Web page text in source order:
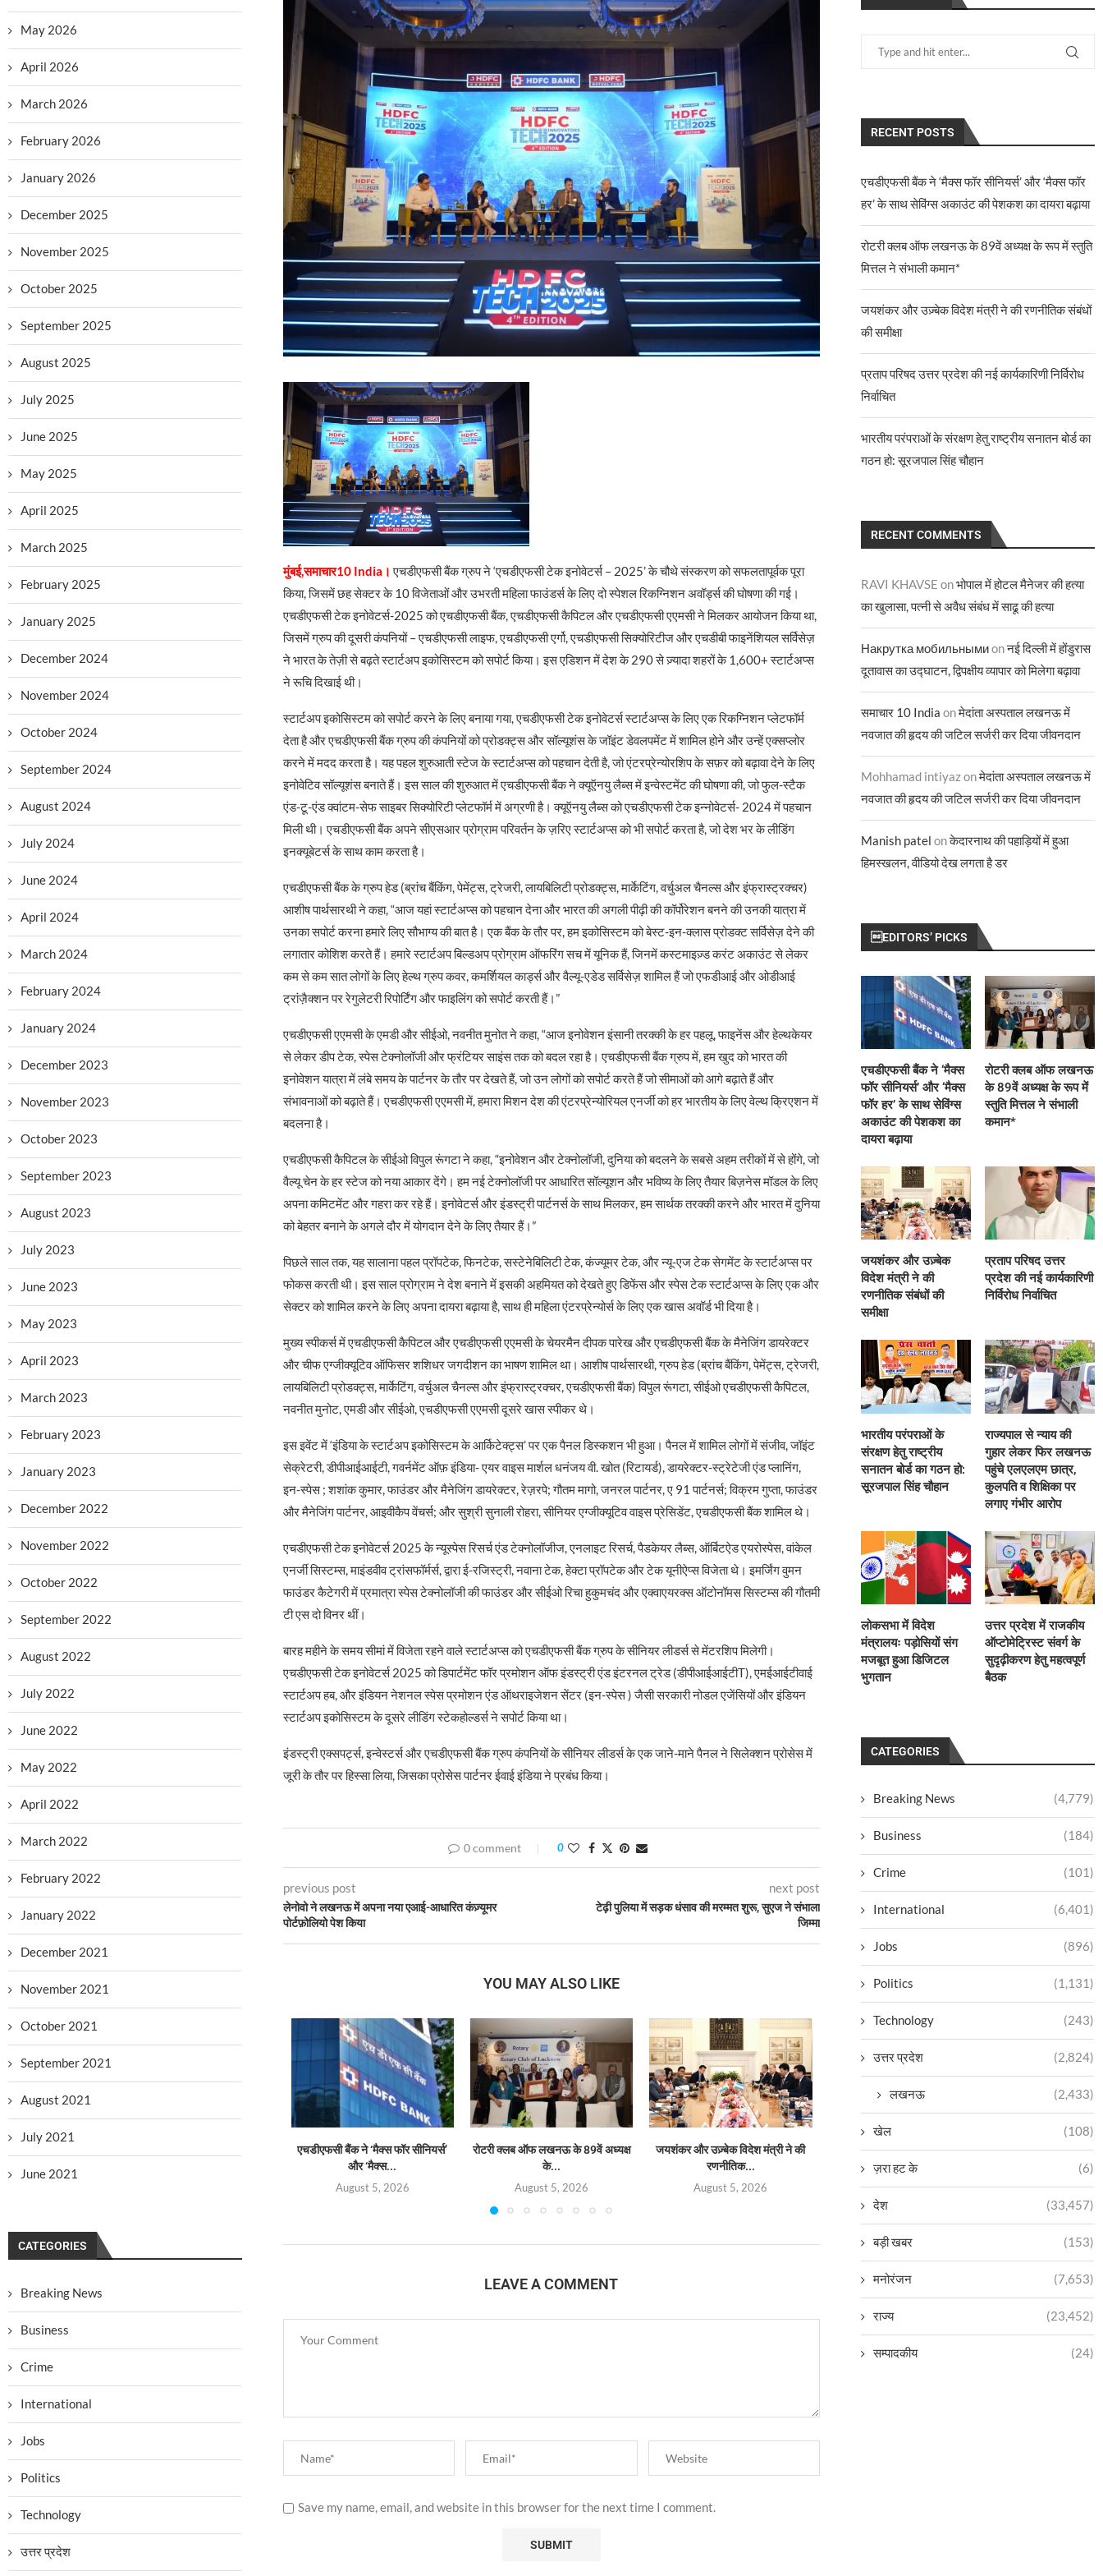
मुंबई,समाचार10 India। एचडीएफसी बैंक ग्रुप ने ‘एचडीएफसी टेक इनोवेटर्स – 2025’ के चौथे संस्करण को सफलतापूर्वक पूरा
किया, जिसमें छह सेक्टर के 10 विजेताओं और उभरती महिला फाउंडर्स के लिए दो स्पेशल रिकग्निशन अवॉर्ड्स की घोषणा की गई।
एचडीएफसी टेक इनोवेटर्स-2025 को एचडीएफसी बैंक, एचडीएफसी कैपिटल और एचडीएफसी एएमसी ने मिलकर आयोजन किया था,
जिसमें ग्रुप की दूसरी कंपनियों – एचडीएफसी लाइफ, एचडीएफसी एर्गो, एचडीएफसी सिक्योरिटीज और एचडीबी फाइनेंशियल सर्विसेज़
ने भारत के तेज़ी से बढ़ते स्टार्टअप इकोसिस्टम को सपोर्ट किया। इस एडिशन में देश के 290 से ज़्यादा शहरों के 1,600+ स्टार्टअप्स
ने रूचि दिखाई थी।
स्टार्टअप इकोसिस्टम को सपोर्ट करने के लिए बनाया गया, एचडीएफसी टेक इनोवेटर्स स्टार्टअप्स के लिए एक रिकग्निशन प्लेटफॉर्म
देता है और एचडीएफसी बैंक ग्रुप की कंपनियों को प्रोडक्ट्स और सॉल्यूशंस के जॉइंट डेवलपमेंट में शामिल होने और उन्हें एक्सप्लोर
करने में मदद करता है। यह पहल शुरुआती स्टेज के स्टार्टअप्स को पहचान देती है, जो एंटरप्रेन्योरशिप के सफ़र को बढ़ावा देने के लिए
इनोवेटिव सॉल्यूशंस बनाते हैं। इस साल की शुरुआत में एचडीएफसी बैंक ने क्यूऍनयु लैब्स में इन्वेस्टमेंट की घोषणा की, जो फुल-स्टैक
एंड-टू-एंड क्वांटम-सेफ साइबर सिक्योरिटी प्लेटफॉर्म में अग्रणी है। क्यूऍनयु लैब्स को एचडीएफसी टेक इन्नोवेटर्स- 2024 में पहचान
मिली थी। एचडीएफसी बैंक अपने सीएसआर प्रोग्राम परिवर्तन के ज़रिए स्टार्टअप्स को भी सपोर्ट करता है, जो देश भर के लीडिंग
इनक्यूबेटर्स के साथ काम करता है।
एचडीएफसी बैंक के ग्रुप हेड (ब्रांच बैंकिंग, पेमेंट्स, ट्रेजरी, लायबिलिटी प्रोडक्ट्स, मार्केटिंग, वर्चुअल चैनल्स और इंफ्रास्ट्रक्चर)
आशीष पार्थसारथी ने कहा, “आज यहां स्टार्टअप्स को पहचान देना और भारत की अगली पीढ़ी की कॉर्पोरेशन बनने की उनकी यात्रा में
उनका सपोर्ट करना हमारे लिए सौभाग्य की बात है। एक बैंक के तौर पर, हम इकोसिस्टम को बेस्ट-इन-क्लास प्रोडक्ट सर्विसेज़ देने की
लगातार कोशिश करते हैं। हमारे स्टार्टअप बिल्डअप प्रोग्राम ऑफरिंग सच में यूनिक हैं, जिनमें कस्टमाइज़्ड करंट अकाउंट से लेकर
कम से कम सात लोगों के लिए हेल्थ ग्रुप कवर, कमर्शियल कार्ड्स और वैल्यू-एडेड सर्विसेज़ शामिल हैं जो एफडीआई और ओडीआई
ट्रांज़ैक्शन पर रेगुलेटरी रिपोर्टिंग और फाइलिंग को सपोर्ट करती हैं।”
एचडीएफसी एएमसी के एमडी और सीईओ, नवनीत मुनोत ने कहा, “आज इनोवेशन इंसानी तरक्की के हर पहलू, फाइनेंस और हेल्थकेयर
से लेकर डीप टेक, स्पेस टेक्नोलॉजी और फ्रंटियर साइंस तक को बदल रहा है। एचडीएफसी बैंक ग्रुप में, हम खुद को भारत की
इनोवेशन यात्रा में लंबे समय के पार्टनर के तौर पर देखते हैं, जो उन लोगों को सपोर्ट करते हैं जो सीमाओं को आगे बढ़ाते हैं और
संभावनाओं को बढ़ाते हैं। एचडीएफसी एएमसी में, हमारा मिशन देश की एंटरप्रेन्योरियल एनर्जी को हर भारतीय के लिए वेल्थ क्रिएशन में
बदलना है।
एचडीएफसी कैपिटल के सीईओ विपुल रूंगटा ने कहा, “इनोवेशन और टेक्नोलॉजी, दुनिया को बदलने के सबसे अहम तरीकों में से होंगे, जो
वैल्यू चेन के हर स्टेज को नया आकार देंगे। हम नई टेक्नोलॉजी पर आधारित सॉल्यूशन और भविष्य के लिए तैयार बिज़नेस मॉडल के लिए
अपना कमिटमेंट और गहरा कर रहे हैं। इनोवेटर्स और इंडस्ट्री पार्टनर्स के साथ मिलकर, हम सार्थक तरक्की करने और भारत में दुनिया
को बेहतर बनाने के अगले दौर में योगदान देने के लिए तैयार हैं।”
पिछले साल तक, यह सालाना पहल प्रॉपटेक, फिनटेक, सस्टेनेबिलिटी टेक, कंज्यूमर टेक, और न्यू-एज टेक सेगमेंट के स्टार्टअप्स पर
फोकस करती थी। इस साल प्रोग्राम ने देश बनाने में इसकी अहमियत को देखते हुए डिफेंस और स्पेस टेक स्टार्टअप्स के लिए एक और
सेक्टर को शामिल करने के लिए अपना दायरा बढ़ाया है, साथ ही महिला एंटरप्रेन्योर्स के लिए एक खास अवॉर्ड भी दिया है।
मुख्य स्पीकर्स में एचडीएफसी कैपिटल और एचडीएफसी एएमसी के चेयरमैन दीपक पारेख और एचडीएफसी बैंक के मैनेजिंग डायरेक्टर
और चीफ एग्जीक्यूटिव ऑफिसर शशिधर जगदीशन का भाषण शामिल था। आशीष पार्थसारथी, ग्रुप हेड (ब्रांच बैंकिंग, पेमेंट्स, ट्रेजरी,
लायबिलिटी प्रोडक्ट्स, मार्केटिंग, वर्चुअल चैनल्स और इंफ्रास्ट्रक्चर, एचडीएफसी बैंक) विपुल रूंगटा, सीईओ एचडीएफसी कैपिटल,
नवनीत मुनोट, एमडी और सीईओ, एचडीएफसी एएमसी दूसरे खास स्पीकर थे।
इस इवेंट में ‘इंडिया के स्टार्टअप इकोसिस्टम के आर्किटेक्ट्स’ पर एक पैनल डिस्कशन भी हुआ। पैनल में शामिल लोगों में संजीव, जॉइंट
सेक्रेटरी, डीपीआईआईटी, गवर्नमेंट ऑफ़ इंडिया- एयर वाइस मार्शल धनंजय वी. खोत (रिटायर्ड), डायरेक्टर-स्ट्रेटेजी एंड प्लानिंग,
इन-स्पेस ; शशांक कुमार, फाउंडर और मैनेजिंग डायरेक्टर, रेज़रपे; गौतम मागो, जनरल पार्टनर, ए 91 पार्टनर्स; विक्रम गुप्ता, फाउंडर
और मैनेजिंग पार्टनर, आइवीकैप वेंचर्स; और सुश्री सुनाली रोहरा, सीनियर एग्जीक्यूटिव वाइस प्रेसिडेंट, एचडीएफसी बैंक शामिल थे।
एचडीएफसी टेक इनोवेटर्स 2025 के न्यूस्पेस रिसर्च एंड टेक्नोलॉजीज, एनलाइट रिसर्च, पैडकेयर लैब्स, ऑर्बिटऐड एयरोस्पेस, वांकेल
एनर्जी सिस्टम्स, माइंडवीव ट्रांसफॉर्मर्स, द्वारा ई-रजिस्ट्री, नवाना टेक, हेक्टा प्रॉपटेक और टेक यूनीऐप्स विजेता थे। इमर्जिंग वुमन
फाउंडर कैटेगरी में प्रमात्रा स्पेस टेक्नोलॉजी की फाउंडर और सीईओ रिचा हुकुमचंद और एक्वाएयरक्स ऑटोनॉमस सिस्टम्स की गौतमी
टी एस दो विनर थीं।
बारह महीने के समय सीमां में विजेता रहने वाले स्टार्टअप्स को एचडीएफसी बैंक ग्रुप के सीनियर लीडर्स से मेंटरशिप मिलेगी।
एचडीएफसी टेक इनोवेटर्स 2025 को डिपार्टमेंट फॉर प्रमोशन ऑफ इंडस्ट्री एंड इंटरनल ट्रेड (डीपीआईआईटीT), एमईआईटीवाई
स्टार्टअप हब, और इंडियन नेशनल स्पेस प्रमोशन एंड ऑथराइजेशन सेंटर (इन-स्पेस ) जैसी सरकारी नोडल एजेंसियों और इंडियन
स्टार्टअप इकोसिस्टम के दूसरे लीडिंग स्टेकहोल्डर्स ने सपोर्ट किया था।
इंडस्ट्री एक्सपर्ट्स, इन्वेस्टर्स और एचडीएफसी बैंक ग्रुप कंपनियों के सीनियर लीडर्स के एक जाने-माने पैनल ने सिलेक्शन प्रोसेस में
जूरी के तौर पर हिस्सा लिया, जिसका प्रोसेस पार्टनर ईवाई इंडिया ने प्रबंध किया।
0 comment 0
previous post
लेनोवो ने लखनऊ में अपना नया एआई-आधारित कंज़्यूमर
पोर्टफ़ोलियो पेश किया
next post
टेढ़ी पुलिया में सड़क धंसाव की मरम्मत शुरू, सुएज ने संभाला
जिम्मा
YOU MAY ALSO LIKE
एचडीएफसी बैंक ने ‘मैक्स फॉर सीनियर्स’
और ‘मैक्स...
August 5, 2026
रोटरी क्लब ऑफ लखनऊ के 89वें अध्यक्ष
के...
August 5, 2026
जयशंकर और उज़्बेक विदेश मंत्री ने की
रणनीतिक...
August 5, 2026
प्रताप परिषद उत्तर प्रदेश की नई
कार्यकारिणी निर्विरोध...
August 4, 2026
भारतीय परंपराओं के
सनातन
August 4,
LEAVE A COMMENT
Save my name, email, and website in this browser for the next time I comment.
RECENT POSTS
एचडीएफसी बैंक ने ‘मैक्स फॉर सीनियर्स’ और ‘मैक्स फॉर
हर’ के साथ सेविंग्स अकाउंट की पेशकश का दायरा बढ़ाया
रोटरी क्लब ऑफ लखनऊ के 89वें अध्यक्ष के रूप में स्तुति
मित्तल ने संभाली कमान*
जयशंकर और उज़्बेक विदेश मंत्री ने की रणनीतिक संबंधों
की समीक्षा
प्रताप परिषद उत्तर प्रदेश की नई कार्यकारिणी निर्विरोध
निर्वाचित
भारतीय परंपराओं के संरक्षण हेतु राष्ट्रीय सनातन बोर्ड का
गठन हो: सूरजपाल सिंह चौहान
RECENT COMMENTS
RAVI KHAVSE onभोपाल में होटल मैनेजर की हत्या
का खुलासा, पत्नी से अवैध संबंध में साढू की हत्या
Накрутка мобильнымиonनई दिल्ली में होंडुरास
दूतावास का उद्घाटन, द्विपक्षीय व्यापार को मिलेगा बढ़ावा
समाचार 10 India onमेदांता अस्पताल लखनऊ में
नवजात की हृदय की जटिल सर्जरी कर दिया जीवनदान
Mohhamad intiyazonमेदांता अस्पताल लखनऊ में
नवजात की हृदय की जटिल सर्जरी कर दिया जीवनदान
Manish patel onकेदारनाथ की पहाड़ियों में हुआ
हिमस्खलन, वीडियो देख लगता है डर
EDITORS’ PICKS
एचडीएफसी बैंक ने ‘मैक्स
फॉर सीनियर्स’ और ‘मैक्स
फॉर हर’ के साथ सेविंग्स
अकाउंट की पेशकश का
दायरा बढ़ाया
रोटरी क्लब ऑफ लखनऊ
के 89वें अध्यक्ष के रूप में
स्तुति मित्तल ने संभाली
कमान*
जयशंकर और उज़्बेक
विदेश मंत्री ने की
रणनीतिक संबंधों की
समीक्षा
प्रताप परिषद उत्तर
प्रदेश की नई कार्यकारिणी
निर्विरोध निर्वाचित
भारतीय परंपराओं के
संरक्षण हेतु राष्ट्रीय
सनातन बोर्ड का गठन हो:
सूरजपाल सिंह चौहान
राज्यपाल से न्याय की
गुहार लेकर फिर लखनऊ
पहुंचे एलएलएम छात्र,
कुलपति व शिक्षिका पर
लगाए गंभीर आरोप
लोकसभा में विदेश
मंत्रालयः पड़ोसियों संग
मजबूत हुआ डिजिटल
भुगतान
उत्तर प्रदेश में राजकीय
ऑप्टोमेट्रिस्ट संवर्ग के
सुदृढ़ीकरण हेतु महत्वपूर्ण
बैठक
CATEGORIES
Breaking News (4,779)
Business (184)
Crime (101)
International (6,401)
Jobs (896)
Politics (1,131)
Technology (243)
उत्तर प्रदेश (2,824)
लखनऊ (2,433)
खेल (108)
ज़रा हट के (6)
देश (33,457)
बड़ी खबर (153)
मनोरंजन (7,653)
राज्य (23,452)
सम्पादकीय (24)
May 2026
April 2026
March 2026
February 2026
January 2026
December 2025
November 2025
October 2025
September 2025
August 2025
July 2025
June 2025
May 2025
April 2025
March 2025
February 2025
January 2025
December 2024
November 2024
October 2024
September 2024
August 2024
July 2024
June 2024
April 2024
March 2024
February 2024
January 2024
December 2023
November 2023
October 2023
September 2023
August 2023
July 2023
June 2023
May 2023
April 2023
March 2023
February 2023
January 2023
December 2022
November 2022
October 2022
September 2022
August 2022
July 2022
June 2022
May 2022
April 2022
March 2022
February 2022
January 2022
December 2021
November 2021
October 2021
September 2021
August 2021
July 2021
June 2021
CATEGORIES
Breaking News
Business
Crime
International
Jobs
Politics
Technology
उत्तर प्रदेश